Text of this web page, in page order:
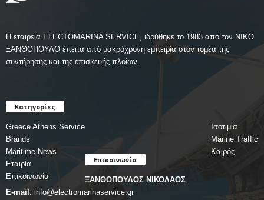
Η εταιρεία ELECTOMARINA SERVICE, ιδρύθηκε το 1983 από τον ΝΙΚΟ
ΞΑΝΘΟΠΟΥΛΟ έπειτα από μακρόχρονη εμπειρία στον τομέα της
συντήρησης και της επισκευής πλοίων.
Κατηγορίες
Greece Athens Service
Brands
Maritime News
Εταιρία
Επικοινωνία
Ισοτιμία
Marine Traffic
Καιρός
Επικοινωνία
ΞΑΝΘΟΠΟΥΛΟΣ ΝΙΚΟΛΑΟΣ
E-mail : info@electromarinaservice.gr